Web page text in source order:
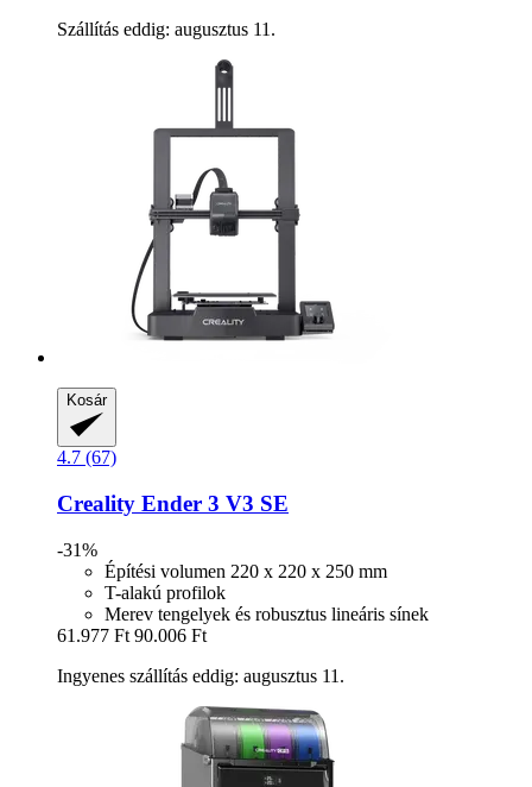
Szállítás eddig: augusztus 11.
Kosár
4.7 (67)
Creality Ender 3 V3 SE
-31%
Építési volumen 220 x 220 x 250 mm
T-alakú profilok
Merev tengelyek és robusztus lineáris sínek
61.977 Ft 90.006 Ft
Ingyenes szállítás eddig: augusztus 11.